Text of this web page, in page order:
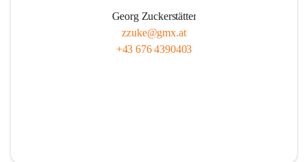
Georg Zuckerstätter
zzuke@gmx.at
+43 676 4390403